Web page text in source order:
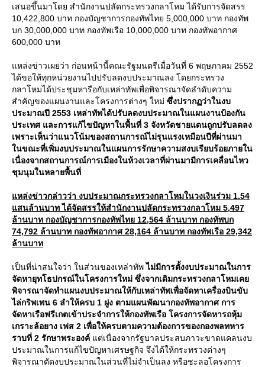
เสนอขึ้นมาโดย สำนักงานปลัดกระทรวงกลาโหม ได้รับการจัดสรร
10,422,800 บาท กองบัญชาการกองทัพไทย 5,000,000 บาท กองทัพ
บก 30,000,000 บาท กองทัพเรือ 10,000,000 บาท กองทัพอากาศ
600,000 บาท
หล่งข่าวเผยว่า ก่อนหน้านี้คณะรัฐมนตรีเมื่อวันที่ 6 พฤษภาคม 2552
ได้ขอให้ทุกหน่วยงานไปปรับลดงบประมาณลง โดยกระทรวง
กลาโหมได้ประชุมหารือกับเหล่าทัพเพื่อพิจารณาจัดลำดับความ
สำคัญของแผนงานและโครงการต่างๆ ใหม่ ซึ่งปรากฏว่าในงบ
ประมาณปี 2553 เหล่าทัพได้ปรับลดงบประมาณในแผนงานป้องกัน
ประเทศ และการแก้ไขปัญหาในพื้นที่ 3 จังหวัดชายแดนถูกปรับลดลง
เพราะเห็นว่าแนวโน้มของสถานการณ์ไม่รุนแรงเหมือนปีที่ผ่านมา
นขณะที่เพิ่มงบประมาณในแผนการรักษาความสงบเรียบร้อยภายใน
เนื่องจากสถานการณ์การเมืองในห้วงเวลาที่ผ่านมามีการเคลื่อนไหว
ชุมนุมในหลายพื้นที่
หล่งข่าวกล่าวว่า งบประมาณกระทรวงกลาโหมในวงเงินร่วม 1.54
สนล้านบาท ได้จัดสรรให้สำนักงานปลัดกระทรวงกลาโหม 5,497
ล้านบาท กองบัญชาการกองทัพไทย 12,564 ล้านบาท กองทัพบก
74,792 ล้านบาท กองทัพอากาศ 28,164 ล้านบาท กองทัพเรือ 29,342
ล้านบาท
เป็นที่น่าสนใจว่า ในส่วนของเหล่าทัพไม่มีการตั้งงบประมาณในการ
จัดหายุทโธปกรณ์ในโครงการใหม่ ซึ่งจากเดิมกระทรวงกลาโหมเค
พิจารณาจัดทำแผนงบประมาณให้กับเหล่าทัพเพื่อจัดหาเครื่องบินขับ
ไล่กริพเพน 6 ลำให้ครบ 1 ฝูง ตามแผนพัฒนากองทัพอากาศ การ
จัดหาเรือฟรีเกตเข้าประจำการให้กองทัพเรือ โครงการจัดหารถหุ้ม
เกราะล้อยาง เฟส 2 เพื่อให้ครบตามความต้องการของกองพลทหาร
ราบที่ 2 รักษาพระองค์ ต่เนื่องจากรัฐบาลประสบภาวะขาดแคลนงบ
ประมาณในการแก้ไขปัญหาเศรษฐกิจ จึงได้ให้กระทรวงต่างๆ
พิจารณาตัดงบประมาณในส่วนที่ไม่จำเป็นลง หรือชะลอโครงการ